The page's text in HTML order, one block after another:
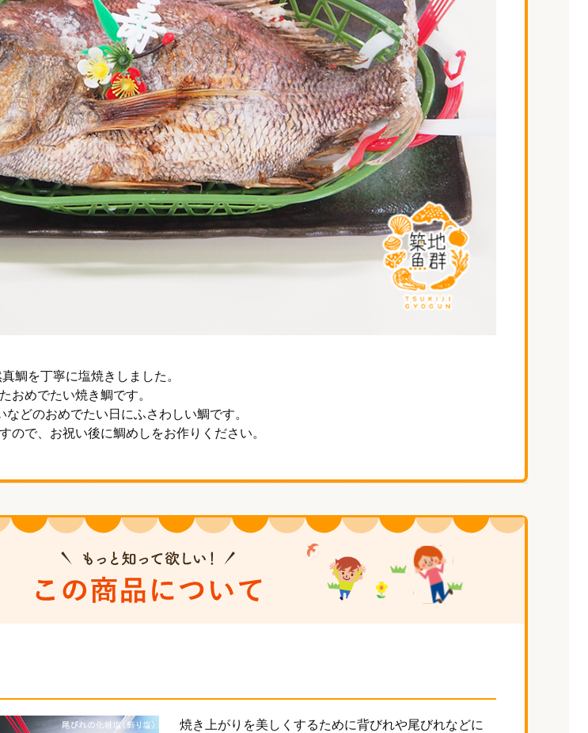
鯛を丁寧に塩焼きしました。
おめでたい焼き鯛です。
どのおめでたい日にふさわしい鯛です。
ので、お祝い後に鯛めしをお作りください。
焼き上がりを美しくするために背びれや尾びれなどに